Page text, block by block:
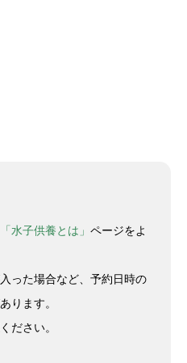
「水子供養とは」ページをよ
った場合など、予約日時の
ります。
ださい。